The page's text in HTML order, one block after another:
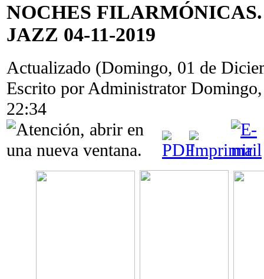
NOCHES
JAZZ 04-11-2019
Actualizado (Domingo, 01 de
Escrito por Administrator
22:34